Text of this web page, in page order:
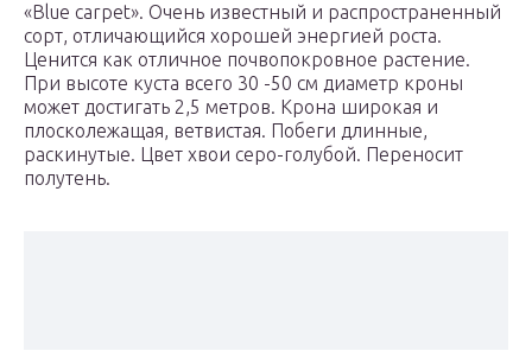
«Blue carpet». Очень известный и распространенный
сорт, отличающийся хорошей энергией роста.
Ценится как отличное почвопокровное растение.
При высоте куста всего 30 -50 см диаметр кроны
может достигать 2,5 метров. Крона широкая и
плосколежащая, ветвистая. Побеги длинные,
раскинутые. Цвет хвои серо-голубой. Переносит
полутень.